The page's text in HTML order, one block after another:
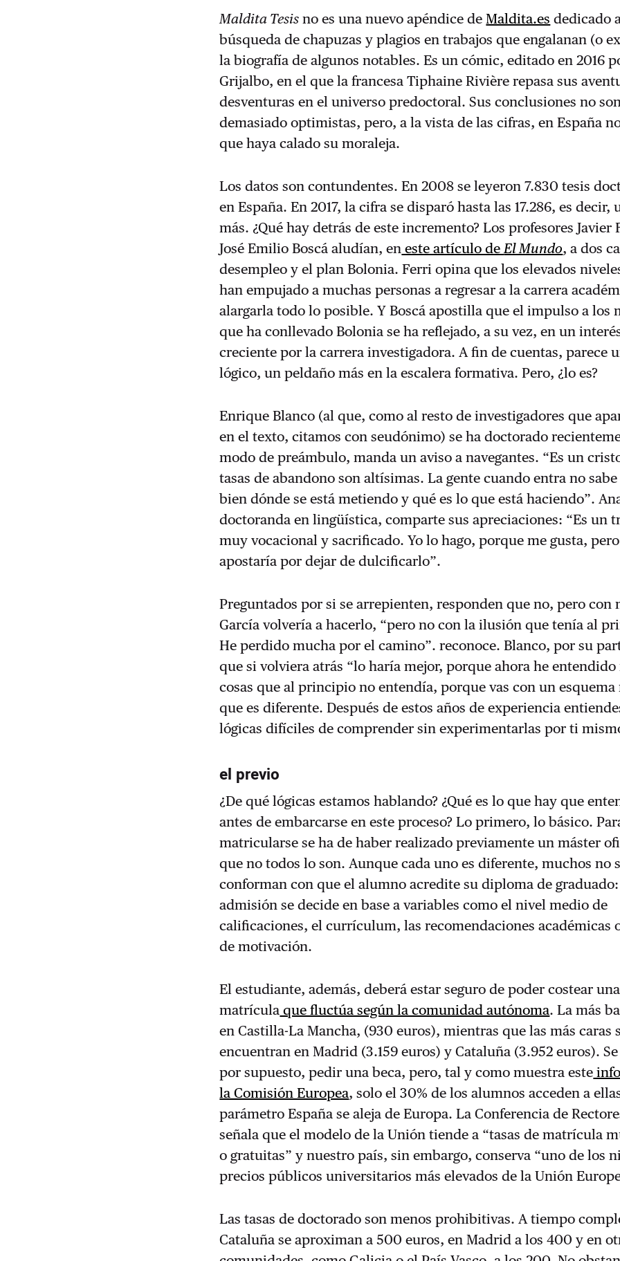
Maldita Tesis no es una nuevo apéndice deMaldita.es dedicado
búsqueda de chapuzas y plagios en trabajos que engalanan (o
la biografía de algunos notables. Es un cómic, editado en 2016
Grijalbo, en el que la francesa Tiphaine Rivière repasa sus
desventuras en el universo predoctoral. Sus conclusiones no
demasiado optimistas, pero, a la vista de las cifras, en España
que haya calado su moraleja.
Los datos son contundentes. En 2008 se leyeron 7.830 tesis
en España. En 2017, la cifra se disparó hasta las 17.286, es decir,
más. ¿Qué hay detrás de este incremento? Los profesores Javier
José Emilio Boscá aludían, en este artículo deEl Mundo, a dos
desempleo y el plan Bolonia. Ferri opina que los elevados
han empujado a muchas personas a regresar a la carrera
alargarla todo lo posible. Y Boscá apostilla que el impulso a los
que ha conllevado Bolonia se ha reflejado, a su vez, en un
creciente por la carrera investigadora. A fin de cuentas, parece
lógico, un peldaño más en la escalera formativa. Pero, ¿lo es?
Enrique Blanco (al que, como al resto de investigadores que
en el texto, citamos con seudónimo) se ha doctorado
modo de preámbulo, manda un aviso a navegantes. “Es un
tasas de abandono son altísimas. La gente cuando entra no
bien dónde se está metiendo y qué es lo que está haciendo”.
doctoranda en lingüística, comparte sus apreciaciones: “Es un
muy vocacional y sacrificado. Yo lo hago, porque me gusta, pero
apostaría por dejar de dulcificarlo”.
Preguntados por si se arrepienten, responden que no, pero con
García volvería a hacerlo, “pero no con la ilusión que tenía al
He perdido mucha por el camino”. reconoce. Blanco, por su
que si volviera atrás “lo haría mejor, porque ahora he entendido
cosas que al principio no entendía, porque vas con un
que es diferente. Después de estos años de experiencia
lógicas difíciles de comprender sin experimentarlas por ti
el previo
¿De qué lógicas estamos hablando? ¿Qué es lo que hay que
antes de embarcarse en este proceso? Lo primero, lo básico.
matricularse se ha de haber realizado previamente un máster
que no todos lo son. Aunque cada uno es diferente, muchos no
conforman con que el alumno acredite su diploma de
admisión se decide en base a variables como el nivel medio de
calificaciones, el currículum, las recomendaciones académicas
de motivación.
El estudiante, además, deberá estar seguro de poder costear una
matrícula que fluctúa según la comunidad autónoma. La más
en Castilla-La Mancha, (930 euros), mientras que las más caras
encuentran en Madrid (3.159 euros) y Cataluña (3.952 euros).
por supuesto, pedir una beca, pero, tal y como muestra este
la Comisión Europea, solo el 30% de los alumnos acceden a
parámetro España se aleja de Europa. La Conferencia de
señala que el modelo de la Unión tiende a “tasas de matrícula
o gratuitas” y nuestro país, sin embargo, conserva “uno de los
precios públicos universitarios más elevados de la Unión
Las tasas de doctorado son menos prohibitivas. A tiempo
Cataluña se aproximan a 500 euros, en Madrid a los 400 y en